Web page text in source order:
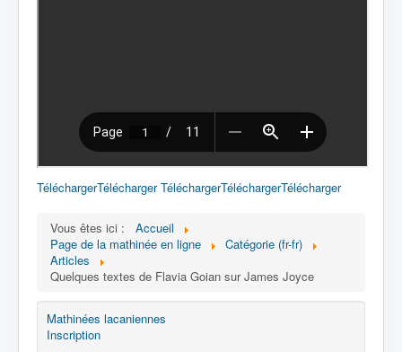
TéléchargerTélécharger TéléchargerTéléchargerTélécharger
Vous êtes ici :
Accueil
Page de la mathinée en ligne
Catégorie (fr-fr)
Articles
Quelques textes de Flavia Goian sur James Joyce
Mathinées lacaniennes
Inscription